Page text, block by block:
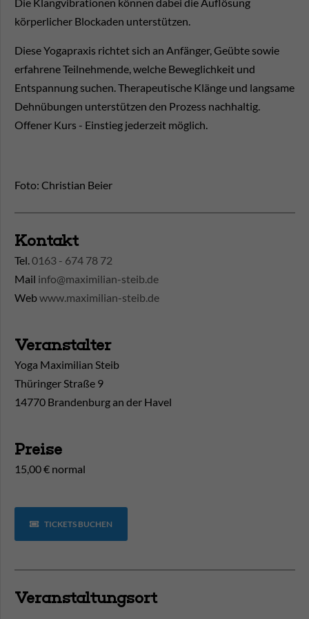
Die Klangvibrationen können dabei die Auflösung
körperlicher Blockaden unterstützen.
Diese Yogapraxis richtet sich an Anfänger, Geübte sowie
erfahrene Teilnehmende, welche Beweglichkeit und
Entspannung suchen. Therapeutische Klänge und langsame
Dehnübungen unterstützen den Prozess nachhaltig.
Offener Kurs - Einstieg jederzeit möglich.
Foto: Christian Beier
Kontakt
Tel.0163 - 674 78 72
Mail info@maximilian-steib.de
Webwww.maximilian-steib.de
Veranstalter
Yoga Maximilian Steib
Thüringer Straße 9
14770 Brandenburg an der Havel
Preise
15,00 € normal
TICKETS BUCHEN
Veranstaltungsort